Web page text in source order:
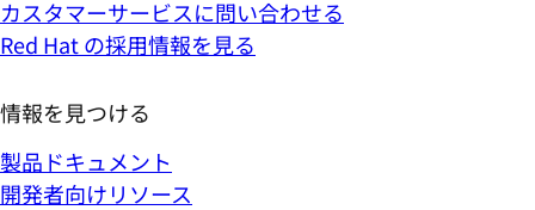
カスタマーサービスに問い合わせる
Red Hat の採用情報を見る
情報を見つける
製品ドキュメント
開発者向けリソース